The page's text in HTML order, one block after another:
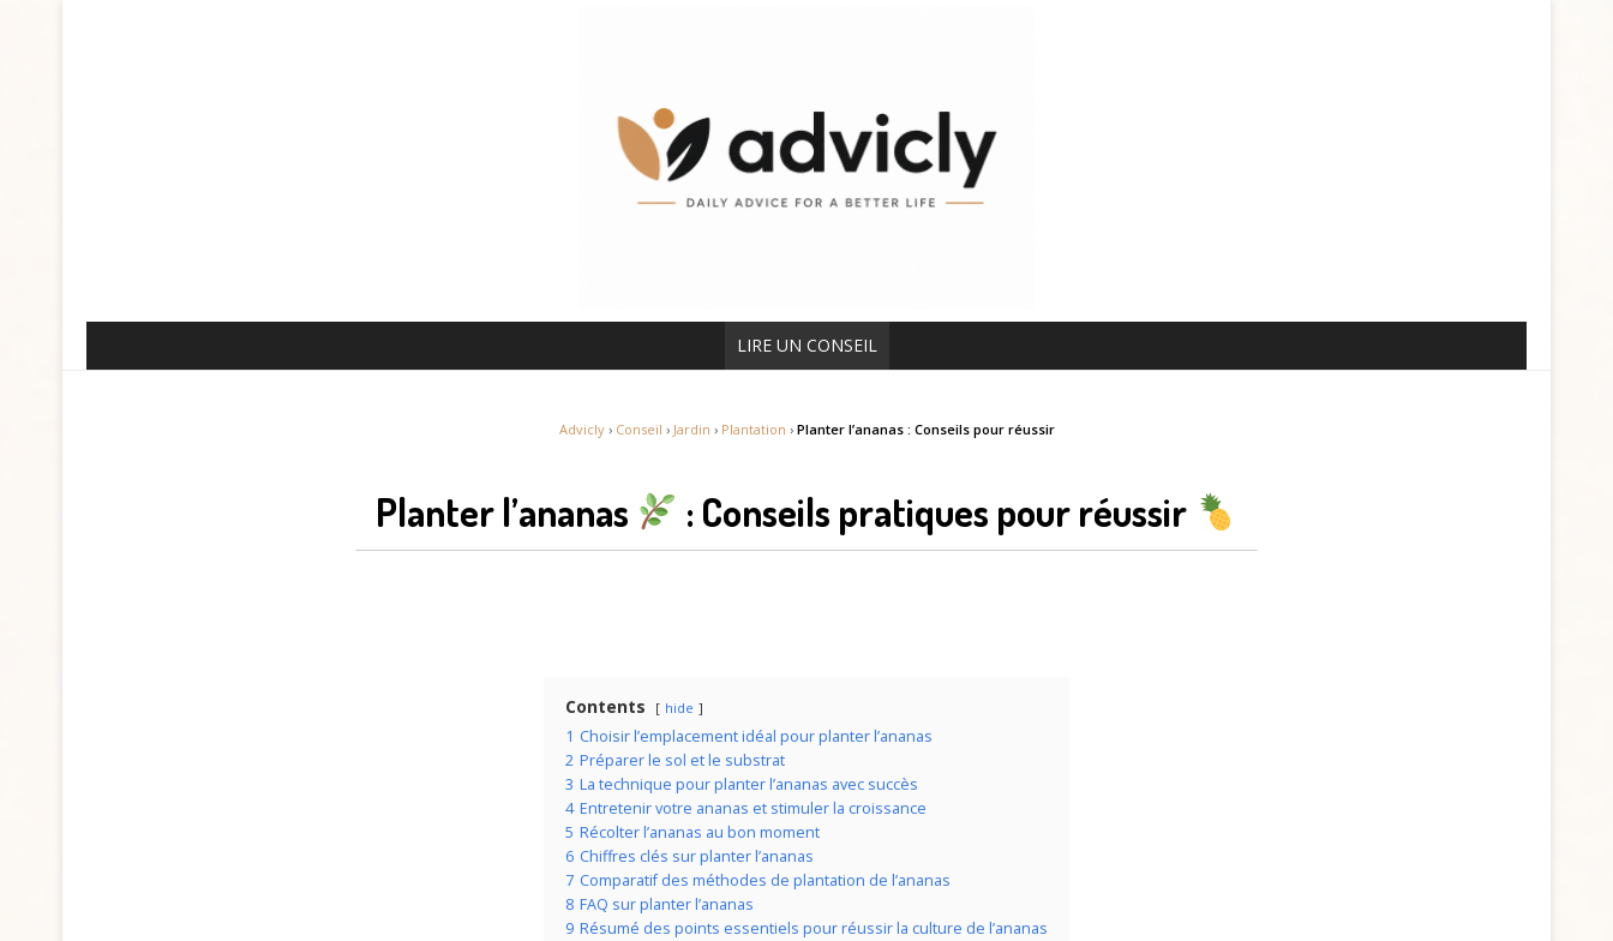
LIRE UN CONSEIL
Advicly› Conseil › Jardin › Plantation › Planter l’ananas : Conseils pour réussir
Planter l’ananas : Conseils pratiques pour réussir
Contents hide
1 Choisir l’emplacement idéal pour planter l’ananas
2 Préparer le sol et le substrat
3 La technique pour planter l’ananas avec succès
4 Entretenir votre ananas et stimuler la croissance
5 Récolter l’ananas au bon moment
6 Chiffres clés sur planter l’ananas
7 Comparatif des méthodes de plantation de l’ananas
8 FAQ sur planter l’ananas
9 Résumé des points essentiels pour réussir la culture de l’ananas